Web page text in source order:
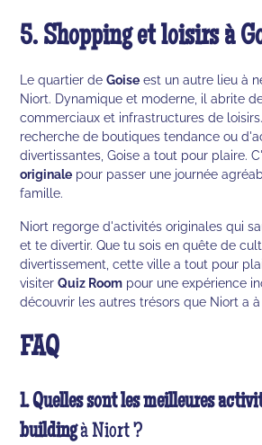
5. Shopping et loisirs à
Le quartier deGoise est un autre lieu à
Niort. Dynamique et moderne, il abrite
commerciaux et infrastructures de
recherche de boutiques tendance ou
divertissantes, Goise a tout pour plaire.
originale pour passer une journée
famille.
Niort regorge d'activités originales qui
et te divertir. Que tu sois en quête de
divertissement, cette ville a tout pour
visiterQuiz Room pour une expérience
découvrir les autres trésors que Niort a à
FAQ
1. Quelles sont les meilleures
buildingà Niort ?